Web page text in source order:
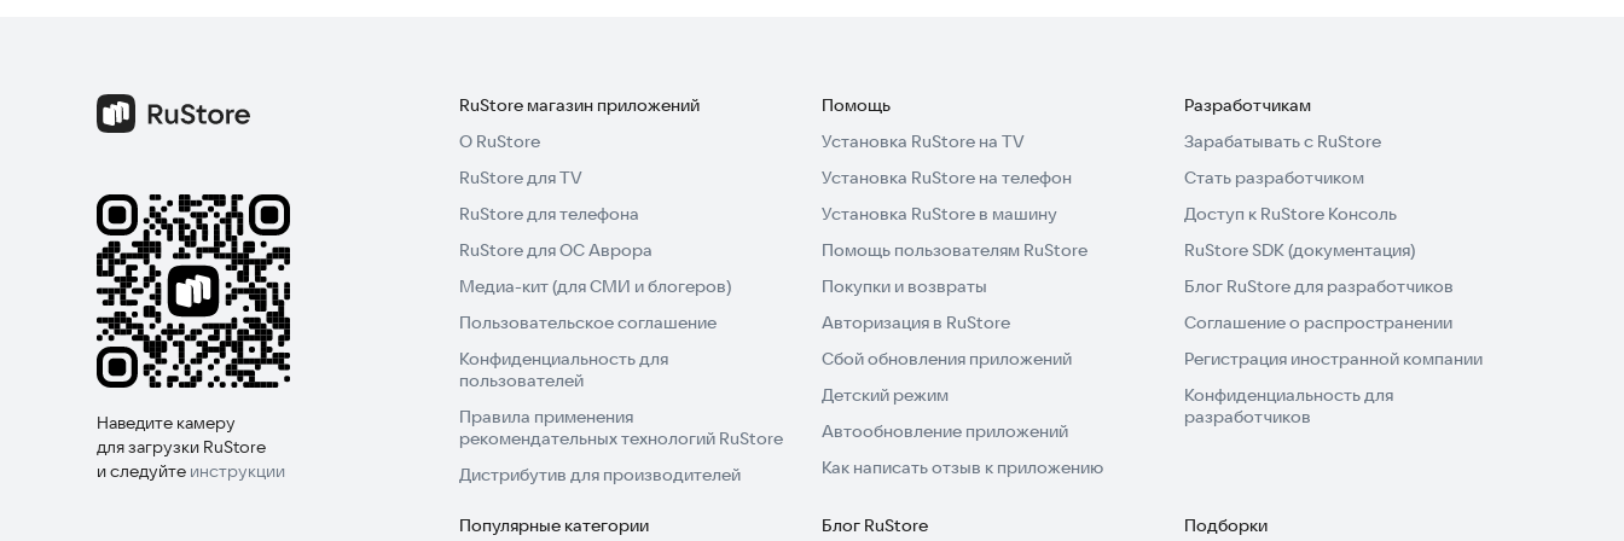
Наведите камеру
для загрузки RuStore
и следуйте инструкции
RuStore магазин приложений
О RuStore
RuStore для TV
RuStore для телефона
RuStore для ОС Аврора
Медиа-кит (для СМИ и блогеров)
Пользовательское соглашение
Конфиденциальность для
пользователей
Правила применения
рекомендательных технологий RuStore
Дистрибутив для производителей
Помощь
Установка RuStore на TV
Установка RuStore на телефон
Установка RuStore в машину
Помощь пользователям RuStore
Покупки и возвраты
Авторизация в RuStore
Сбой обновления приложений
Детский режим
Автообновление приложений
Как написать отзыв к приложению
Разработчикам
Зарабатывать с RuStore
Стать разработчиком
Доступ к RuStore Консоль
RuStore SDK (документация)
Блог RuStore для разработчиков
Соглашение о распространении
Регистрация иностранной компании
Конфиденциальность для
разработчиков
Популярные категории Блог RuStore Подборки